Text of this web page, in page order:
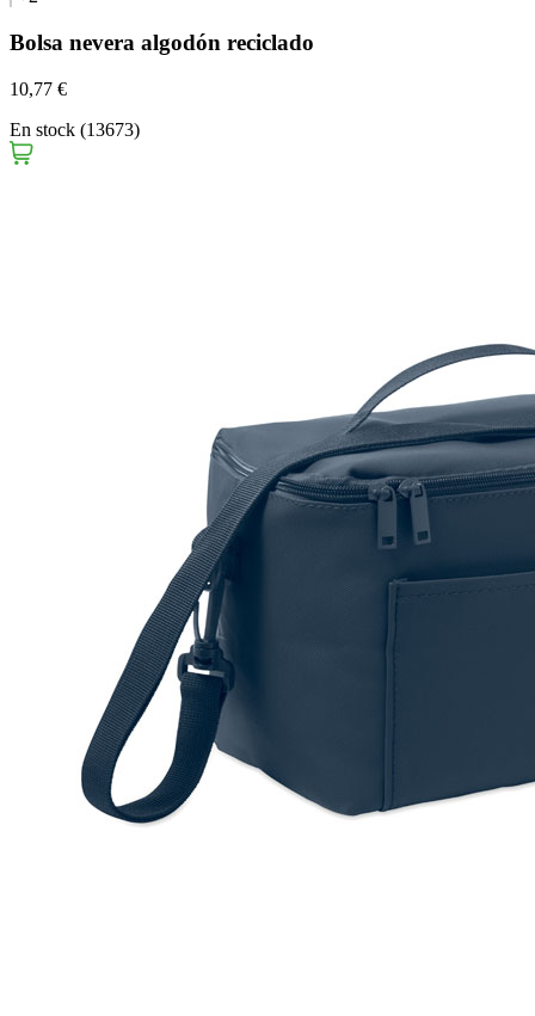
Bolsa nevera algodón reciclado
10,77 €
En stock (13673)